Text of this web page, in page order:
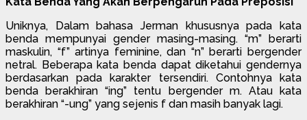
Uniknya, Dalam bahasa Jerman khususnya pada kata
benda mempunyai gender masing-masing. “m” berarti
maskulin, “f” artinya feminine, dan “n” berarti bergender
netral. Beberapa kata benda dapat diketahui gendernya
berdasarkan pada karakter tersendiri. Contohnya kata
benda berakhiran “ing” tentu bergender m. Atau kata
berakhiran “-ung” yang sejenis f dan masih banyak lagi.